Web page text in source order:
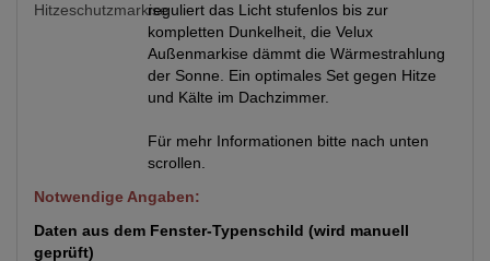
reguliert das Licht stufenlos bis zur
kompletten Dunkelheit, die Velux
Außenmarkise dämmt die Wärmestrahlung
der Sonne. Ein optimales Set gegen Hitze
und Kälte im Dachzimmer.
Für mehr Informationen bitte nach unten
scrollen.
Notwendige Angaben:
Daten aus dem Fenster-Typenschild (wird manuell
geprüft)